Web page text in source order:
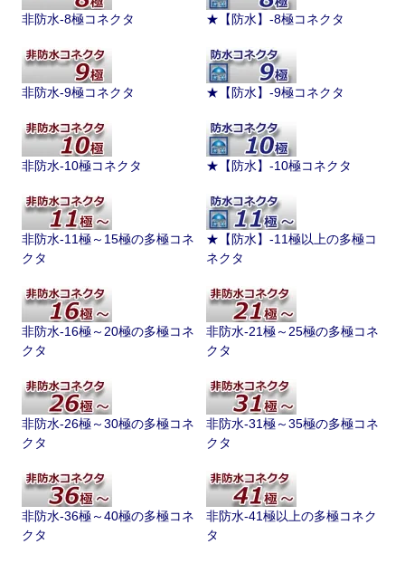
非防水-8極コネクタ ★【防水】-8極コネクタ
非防水-9極コネクタ ★【防水】-9極コネクタ
非防水-10極コネクタ ★【防水】-10極コネクタ
非防水-11極～15極の多極コネ
クタ
★【防水】-11極以上の多極コ
ネクタ
非防水-16極～20極の多極コネ
クタ
非防水-21極～25極の多極コネ
クタ
非防水-26極～30極の多極コネ
クタ
非防水-31極～35極の多極コネ
クタ
非防水-36極～40極の多極コネ
クタ
非防水-41極以上の多極コネク
タ